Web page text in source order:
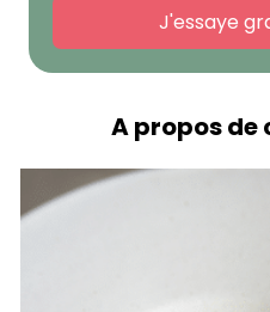
J'essaye
A propos